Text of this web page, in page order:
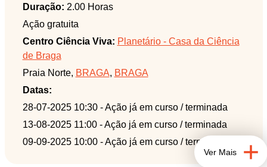
paleozoico, quando o nosso território era muito
diferente daquilo que hoje observamos. Nestas
zonas tínhamos um oceano primitivo, onde
atualmente podem ser observadas diversas
formações geológicas desse período.
A atividade pretende levar os participantes a
observar os afloramentos rochosos e, através desta
observação, a entenderem de que forma a Terra
evoluiu nos últimos milhões de anos. Poderão ainda
observar, nestes afloramentos, indícios da
biodiversidade do oceano Rheic.
Todos os participantes deverão levar vestuário e
Duração: 2.00 Horas
Ação gratuita
Centro Ciência Viva: Planetário - Casa da Ciência
de Braga
Praia Norte, BRAGA, BRAGA
Datas:
28-07-2025 10:30 - Ação já em curso / terminada
13-08-2025 11:00 - Ação já em curso / terminada
09-09-2025 10:00 - Ação já em curso / terminada
Ver Mais